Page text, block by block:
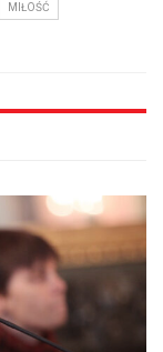
MIŁOŚĆ